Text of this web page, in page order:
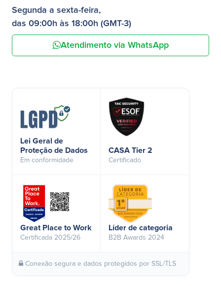
Segunda a sexta-feira,
das 09:00h às 18:00h (GMT-3)
Atendimento via WhatsApp
Lei Geral de
Proteção de Dados
Em conformidade
CASA Tier 2
Certificado
Great Place to Work
Certificada 2025/26
Líder de categoria
B2B Awards 2024
Conexão segura e dados protegidos por SSL/TLS